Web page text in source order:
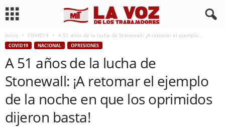
Inicio COVID19 A 51 años de la lucha de Stonewall: ¡A retomar el ejemplo...
COVID19 NACIONAL OPRESIONES
A 51 años de la lucha de
Stonewall: ¡A retomar el ejemplo
de la noche en que los oprimidos
dijeron basta!